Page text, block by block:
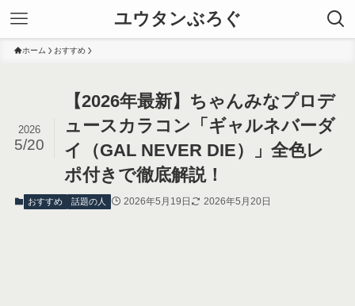
ユウタンぶろぐ
ホーム おすすめ
【2026年最新】ちゃんみなプロデ
ュースカラコン「ギャルネバーダ
イ（GAL NEVER DIE）」全色レ
ポ付きで徹底解説！
2026
5/20
おすすめ 話題の人 2026年5月19日 2026年5月20日